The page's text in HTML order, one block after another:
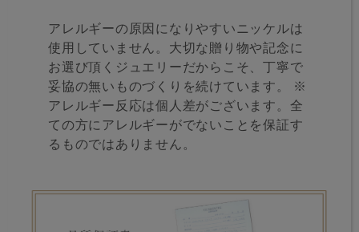
アレルギーの原因になりやすいニッケルは
使用していません。大切な贈り物や記念に
お選び頂くジュエリーだからこそ、丁寧で
妥協の無いものづくりを続けています。 ※
アレルギー反応は個人差がございます。全
ての方にアレルギーがでないことを保証す
るものではありません。